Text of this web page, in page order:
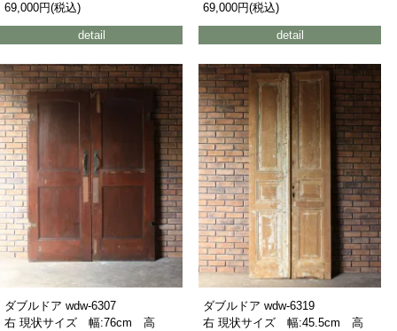
69,000円(税込)
detail
69,000円(税込)
detail
ダブルドア wdw-6307
右 現状サイズ 幅:76cm 高
ダブルドア wdw-6319
右 現状サイズ 幅:45.5cm 高